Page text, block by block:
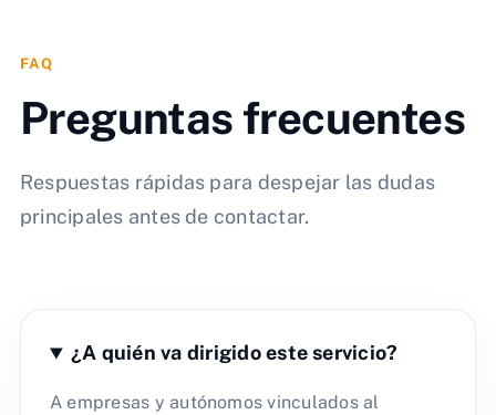
FAQ
Preguntas frecuentes
Respuestas rápidas para despejar las dudas
principales antes de contactar.
¿A quién va dirigido este servicio?
A empresas y autónomos vinculados al